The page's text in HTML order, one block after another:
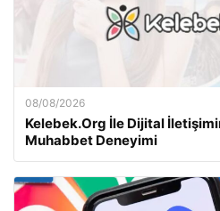
08/08/2026
Kelebek.Org İle Dijital
Muhabbet Deneyimi